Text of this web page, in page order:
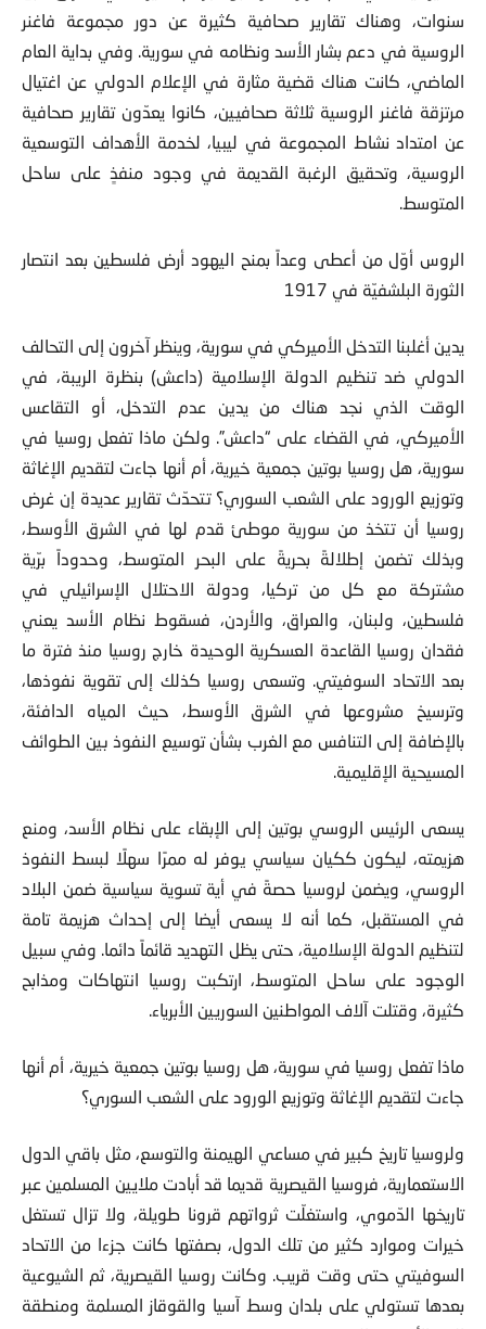
الأميركية التي تضم مرتزقة ارتكبوا جرائم كثيرة في العراق قبل
سنوات، وهناك تقارير صحافية كثيرة عن دور مجموعة فاغنر
الروسية في دعم بشار الأسد ونظامه في سورية. وفي بداية العام
الماضي، كانت هناك قضية مثارة في الإعلام الدولي عن اغتيال
مرتزقة فاغنر الروسية ثلاثة صحافيين، كانوا يعدّون تقارير صحافية
عن امتداد نشاط المجموعة في ليبيا، لخدمة الأهداف التوسعية
الروسية، وتحقيق الرغبة القديمة في وجود منفذٍ على ساحل
الروس أوّل من أعطى وعداً بمنح اليهود أرض فلسطين بعد انتصار
يدين أغلبنا التدخل الأميركي في سورية، وينظر آخرون إلى التحالف
الدولي ضد تنظيم الدولة الإسلامية (داعش) بنظرة الريبة، في
الوقت الذي نجد هناك من يدين عدم التدخل، أو التقاعس
الأميركي، في القضاء على “داعش”. ولكن ماذا تفعل روسيا في
سورية، هل روسيا بوتين جمعية خيرية، أم أنها جاءت لتقديم الإغاثة
وتوزيع الورود على الشعب السوري؟ تتحدّث تقارير عديدة إن غرض
روسيا أن تتخذ من سورية موطئ قدم لها في الشرق الأوسط،
وبذلك تضمن إطلالةً بحريةً على البحر المتوسط، وحدوداً برّية
مشتركة مع كل من تركيا، ودولة الاحتلال الإسرائيلي في
فلسطين، ولبنان، والعراق، والأردن، فسقوط نظام الأسد يعني
فقدان روسيا القاعدة العسكرية الوحيدة خارج روسيا منذ فترة ما
بعد الاتحاد السوفيتي. وتسعى روسيا كذلك إلى تقوية نفوذها،
وترسيخ مشروعها في الشرق الأوسط، حيث المياه الدافئة،
بالإضافة إلى التنافس مع الغرب بشأن توسيع النفوذ بين الطوائف
يسعى الرئيس الروسي بوتين إلى الإبقاء على نظام الأسد، ومنع
هزيمته، ليكون ككيان سياسي يوفر له ممرًا سهلًا لبسط النفوذ
الروسي، ويضمن لروسيا حصةً في أية تسوية سياسية ضمن البلاد
في المستقبل، كما أنه لا يسعى أيضا إلى إحداث هزيمة تامة
لتنظيم الدولة الإسلامية، حتى يظل التهديد قائماً دائما. وفي سبيل
الوجود على ساحل المتوسط، ارتكبت روسيا انتهاكات ومذابح
ماذا تفعل روسيا في سورية، هل روسيا بوتين جمعية خيرية، أم أنها
ولروسيا تاريخ كبير في مساعي الهيمنة والتوسع، مثل باقي الدول
الاستعمارية، فروسيا القيصرية قديما قد أبادت ملايين المسلمين عبر
تاريخها الدّموي، واستغلّت ثرواتهم قرونا طويلة، ولا تزال تستغل
خيرات وموارد كثير من تلك الدول، بصفتها كانت جزءا من الاتحاد
السوفيتي حتى وقت قريب. وكانت روسيا القيصرية، ثم الشيوعية